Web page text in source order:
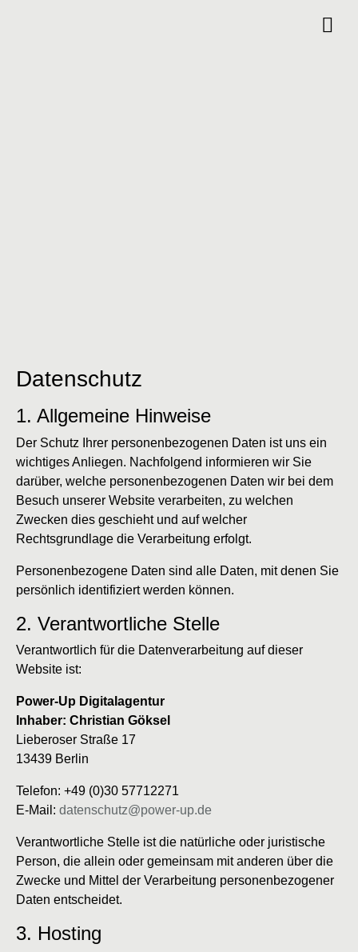
Datenschutz
1. Allgemeine Hinweise
Der Schutz Ihrer personenbezogenen Daten ist uns ein
wichtiges Anliegen. Nachfolgend informieren wir Sie
darüber, welche personenbezogenen Daten wir bei dem
Besuch unserer Website verarbeiten, zu welchen
Zwecken dies geschieht und auf welcher
Rechtsgrundlage die Verarbeitung erfolgt.
Personenbezogene Daten sind alle Daten, mit denen Sie
persönlich identifiziert werden können.
2. Verantwortliche Stelle
Verantwortlich für die Datenverarbeitung auf dieser
Website ist:
Power-Up Digitalagentur
Inhaber: Christian Göksel
Lieberoser Straße 17
13439 Berlin
Telefon: +49 (0)30 57712271
E-Mail: datenschutz@power-up.de
Verantwortliche Stelle ist die natürliche oder juristische
Person, die allein oder gemeinsam mit anderen über die
Zwecke und Mittel der Verarbeitung personenbezogener
Daten entscheidet.
3. Hosting